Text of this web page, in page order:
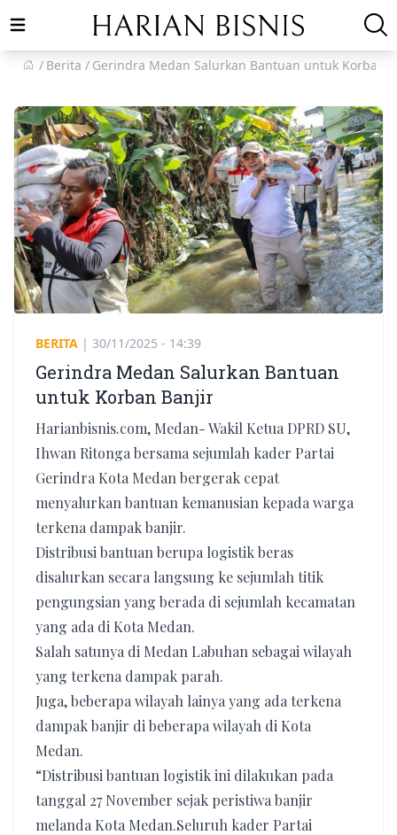
Open main menu
Berita
Gerindra Medan Salurkan Bantuan untuk Korban
BERITA | 30/11/2025 - 14:39
Gerindra Medan Salurkan Bantuan
untuk Korban Banjir
Harianbisnis.com, Medan- Wakil Ketua DPRD SU,
Ihwan Ritonga bersama sejumlah kader Partai
Gerindra Kota Medan bergerak cepat
menyalurkan bantuan kemanusian kepada warga
terkena dampak banjir.
Distribusi bantuan berupa logistik beras
disalurkan secara langsung ke sejumlah titik
pengungsian yang berada di sejumlah kecamatan
yang ada di Kota Medan.
Salah satunya di Medan Labuhan sebagai wilayah
yang terkena dampak parah.
Juga, beberapa wilayah lainya yang ada terkena
dampak banjir di beberapa wilayah di Kota
Medan.
“Distribusi bantuan logistik ini dilakukan pada
tanggal 27 November sejak peristiwa banjir
melanda Kota Medan.Seluruh kader Partai